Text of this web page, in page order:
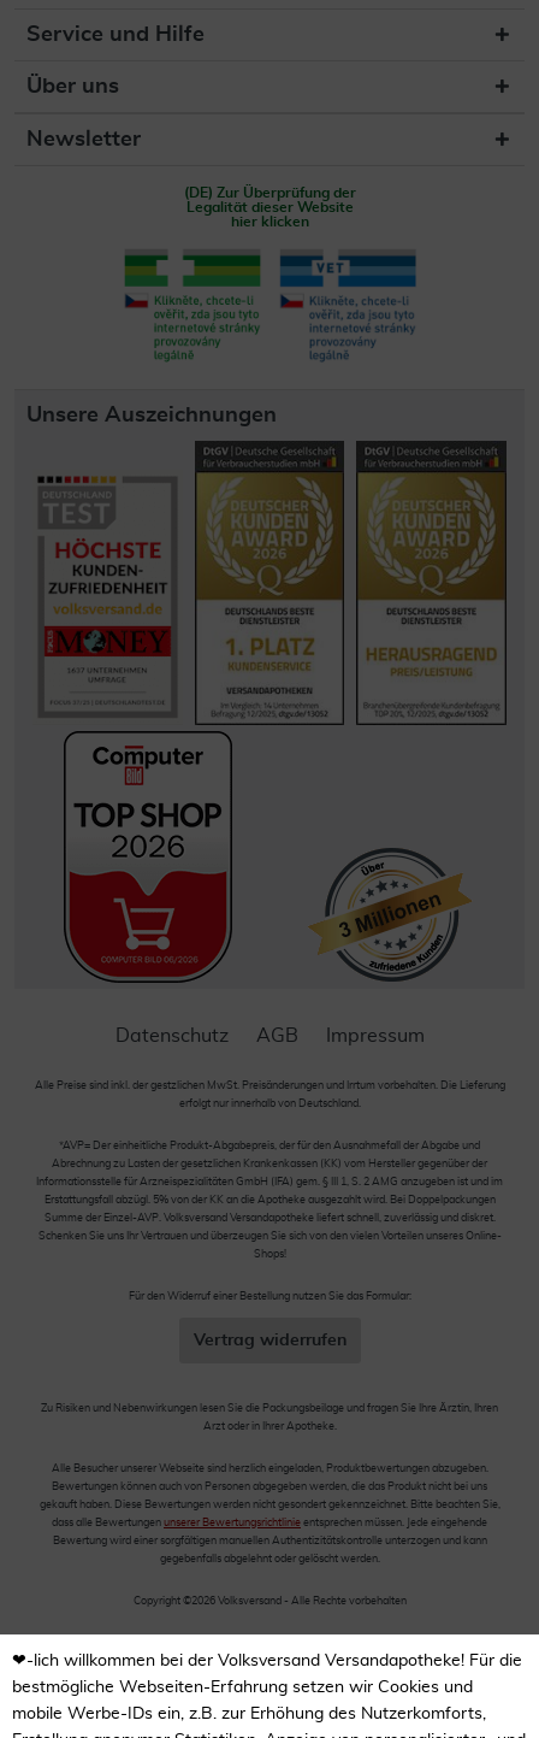
Service und Hilfe
Über uns
Newsletter
(DE) Zur Überprüfung der
Legalität dieser Website
hier klicken
Unsere Auszeichnungen
Datenschutz AGB Impressum
Alle Preise sind inkl. der gestzlichen MwSt. Preisänderungen und Irrtum vorbehalten. Die Lieferung
erfolgt nur innerhalb von Deutschland.
*AVP= Der einheitliche Produkt-Abgabepreis, der für den Ausnahmefall der Abgabe und
Abrechnung zu Lasten der gesetzlichen Krankenkassen (KK) vom Hersteller gegenüber der
Informationsstelle für Arzneispezialitäten GmbH (IFA) gem. § III 1, S. 2 AMG anzugeben ist und im
Erstattungsfall abzügl. 5% von der KK an die Apotheke ausgezahlt wird. Bei Doppelpackungen
Summe der Einzel-AVP. Volksversand Versandapotheke liefert schnell, zuverlässig und diskret.
Schenken Sie uns Ihr Vertrauen und überzeugen Sie sich von den vielen Vorteilen unseres Online-
Shops!
Für den Widerruf einer Bestellung nutzen Sie das Formular:
Vertrag widerrufen
Zu Risiken und Nebenwirkungen lesen Sie die Packungsbeilage und fragen Sie Ihre Ärztin, Ihren
Arzt oder in Ihrer Apotheke.
Alle Besucher unserer Webseite sind herzlich eingeladen, Produktbewertungen abzugeben.
Bewertungen können auch von Personen abgegeben werden, die das Produkt nicht bei uns
gekauft haben. Diese Bewertungen werden nicht gesondert gekennzeichnet. Bitte beachten Sie,
dass alle Bewertungen unserer Bewertungsrichtlinie entsprechen müssen. Jede eingehende
Bewertung wird einer sorgfältigen manuellen Authentizitätskontrolle unterzogen und kann
gegebenfalls abgelehnt oder gelöscht werden.
Copyright ©2026 Volksversand - Alle Rechte vorbehalten
❤-lich willkommen bei der Volksversand Versandapotheke! Für die
bestmögliche Webseiten-Erfahrung setzen wir Cookies und
mobile Werbe-IDs ein, z.B. zur Erhöhung des Nutzerkomforts,